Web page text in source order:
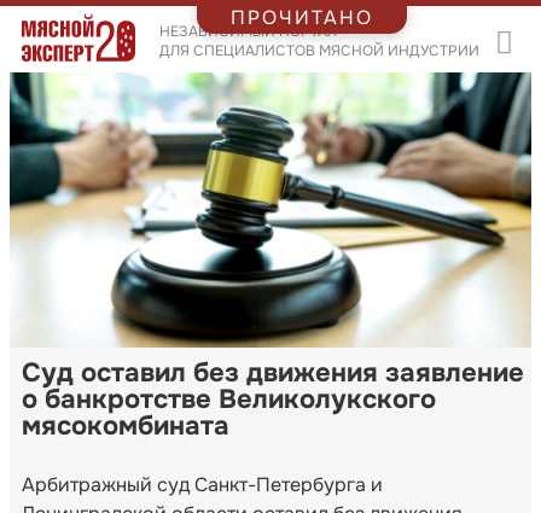
НЕЗАВИСИМЫЙ ПОРТАЛ
ДЛЯ СПЕЦИАЛИСТОВ МЯСНОЙ ИНДУСТРИИ
Суд оставил без движения заявление
о банкротстве Великолукского
мясокомбината
Арбитражный суд Санкт-Петербурга и
ПРОЧИТАНО